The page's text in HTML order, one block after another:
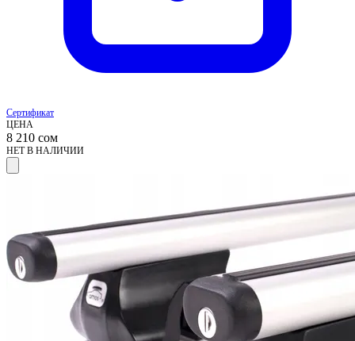
Сертификат
ЦЕНА
8 210 сом
НЕТ В НАЛИЧИИ